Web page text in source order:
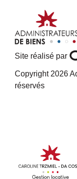
Site réalisé par
Copyright 2026
réservés